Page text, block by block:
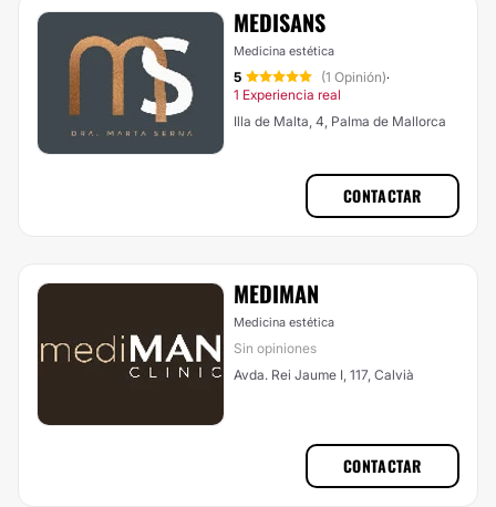
MEDISANS
Medicina estética
5 (1 Opinión)·
1 Experiencia real
Illa de Malta, 4, Palma de Mallorca
CONTACTAR
MEDIMAN
Medicina estética
Sin opiniones
Avda. Rei Jaume I, 117, Calvià
CONTACTAR